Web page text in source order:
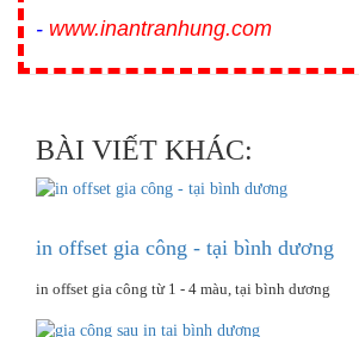
- www.inantranhung.com
BÀI VIẾT KHÁC:
in offset gia công - tại bình dương
in offset gia công từ 1 - 4 màu, tại bình dương